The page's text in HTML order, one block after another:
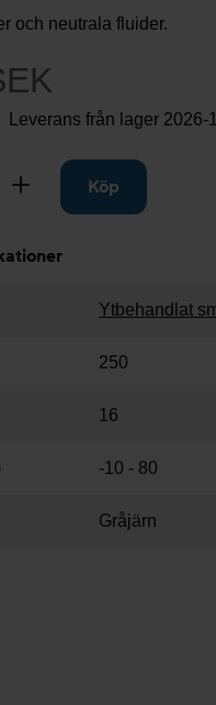
och neutrala fluider.
Leverans från lager 2026-
Lägg tillKöp
Ytbehandlat
250
16
-10 - 80
Gråjärn